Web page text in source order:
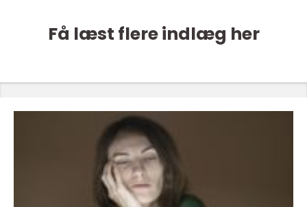
Få læst flere indlæg her